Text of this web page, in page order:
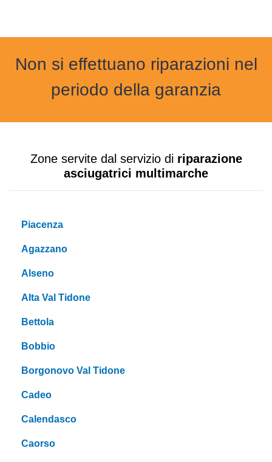
Non si effettuano riparazioni nel
periodo della garanzia
Zone servite dal servizio di riparazione
asciugatrici multimarche
Piacenza
Agazzano
Alseno
Alta Val Tidone
Bettola
Bobbio
Borgonovo Val Tidone
Cadeo
Calendasco
Caorso